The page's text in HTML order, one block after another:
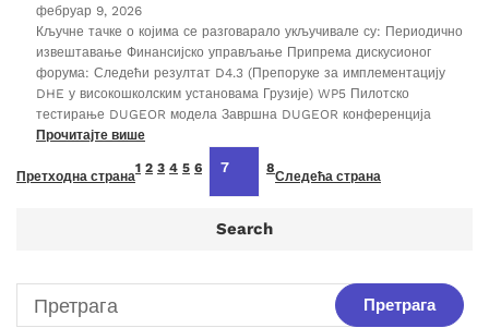
фебруар 9, 2026
Кључне тачке о којима се разговарало укључивале су: Периодично
извештавање Финансијско управљање Припрема дискусионог
форума: Следећи резултат D4.3 (Препоруке за имплементацију
DHE у високошколским установама Грузије) WP5 Пилотско
тестирање DUGEOR модела Завршна DUGEOR конференција
Прочитајте више
Претходна страна
1 2 3 4 5 6 7 8
Следећа страна
Search